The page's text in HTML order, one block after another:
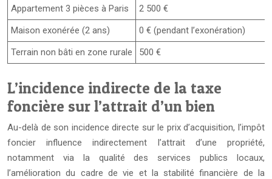
Appartement 3 pièces à Paris
2 500 €
Maison exonérée (2 ans)
0 € (pendant l’exonération)
Terrain non bâti en zone rurale
500 €
L’incidence indirecte de la taxe
foncière sur l’attrait d’un bien
Au-delà de son incidence directe sur le prix d’acquisition, l’impôt
foncier influence indirectement l’attrait d’une propriété,
notamment via la qualité des services publics locaux,
l’amélioration du cadre de vie et la stabilité financière de la